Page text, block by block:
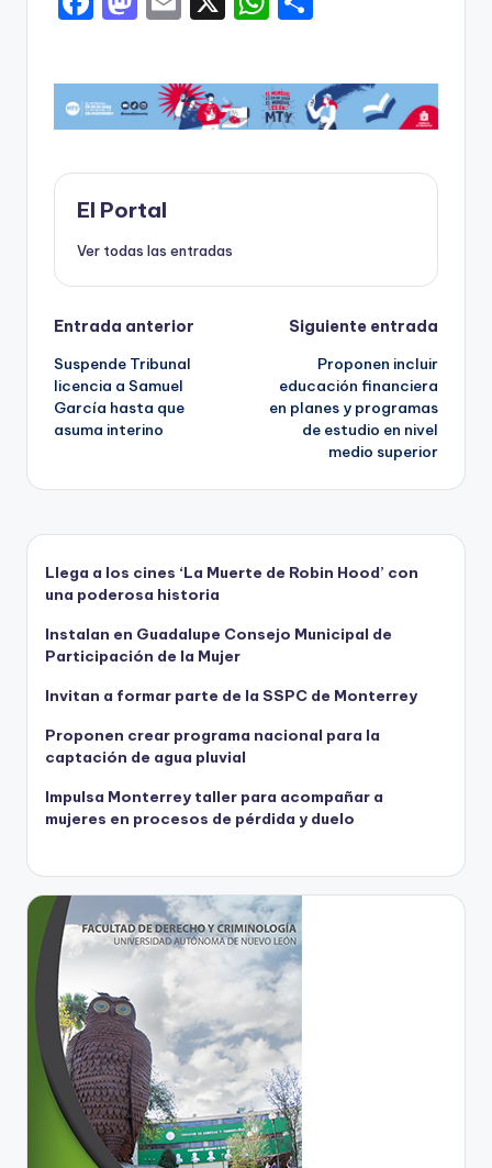
c
e
b
o
o
k
st
o
d
o
n
ai
l
a
ts
A
p
m
p
ar
ti
El Portal
Ver todas las entradas
Navegación
de
entradas
Entrada anterior
Suspende Tribunal
licencia a Samuel
García hasta que
asuma interino
Siguiente entrada
Proponen incluir
educación financiera
en planes y programas
de estudio en nivel
medio superior
Llega a los cines ‘La Muerte de Robin Hood’ con
una poderosa historia
Instalan en Guadalupe Consejo Municipal de
Participación de la Mujer
Invitan a formar parte de la SSPC de Monterrey
Proponen crear programa nacional para la
captación de agua pluvial
Impulsa Monterrey taller para acompañar a
mujeres en procesos de pérdida y duelo